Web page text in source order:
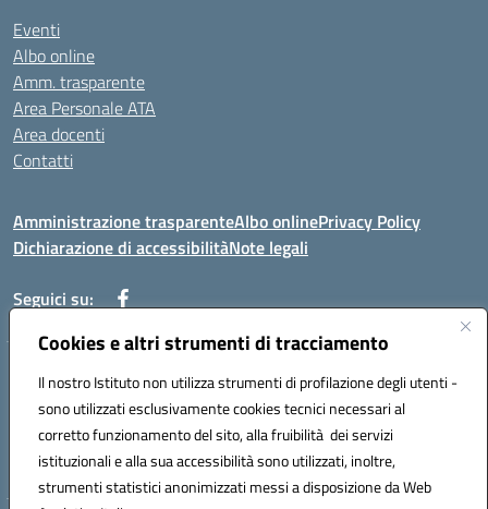
Cookies e altri strumenti di tracciamento
Il nostro Istituto non utilizza strumenti di profilazione degli utenti -
sono utilizzati esclusivamente cookies tecnici necessari al
corretto funzionamento del sito, alla fruibilità dei servizi
istituzionali e alla sua accessibilità sono utilizzati, inoltre,
strumenti statistici anonimizzati messi a disposizione da Web
Eventi
Albo online
Amm. trasparente
Area Personale ATA
Area docenti
Contatti
Amministrazione trasparenteAlbo onlinePrivacy Policy
Dichiarazione di accessibilitàNote legali
Seguici su:
Indirizzo: VIA BRECCIAME, 46 - 81024 MADDALONI (CE)
Mail: CEIC8AU001@istruzione.it - Pec: CEIC8AU001@pec.istruzione.it -
Telefono: 0823408721
Meccanografico: CEIC8AU001
Codice fiscale: 93086080616